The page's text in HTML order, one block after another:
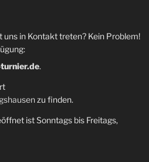
uns in Kontakt treten? Kein Problem!
.
zu finden.
ist Sonntags bis Freitags,